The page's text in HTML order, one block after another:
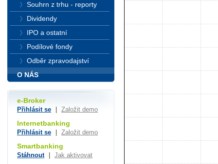
Souhrn z trhu - reporty
Dividendy
IPO a ostatní
Podílové fondy
Odběr zpravodajství
O NÁS
e-Broker
Přihlásit se Založit demo
Internetbanking
Přihlásit se Založit demo
Smartbanking
Stáhnout Jak aktivovat